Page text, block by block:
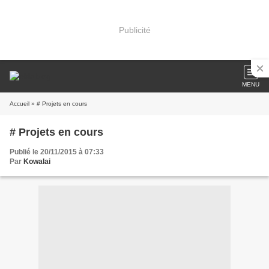
Publicité
MENU
Accueil » # Projets en cours
# Projets en cours
Publié le 20/11/2015 à 07:33
Par Kowalai